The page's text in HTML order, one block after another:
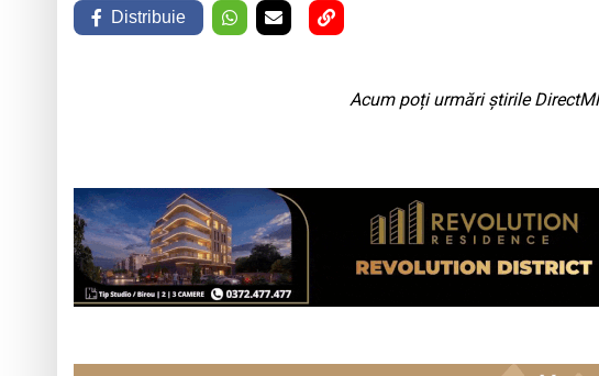
Distribuie
Acum poți urmări știrile